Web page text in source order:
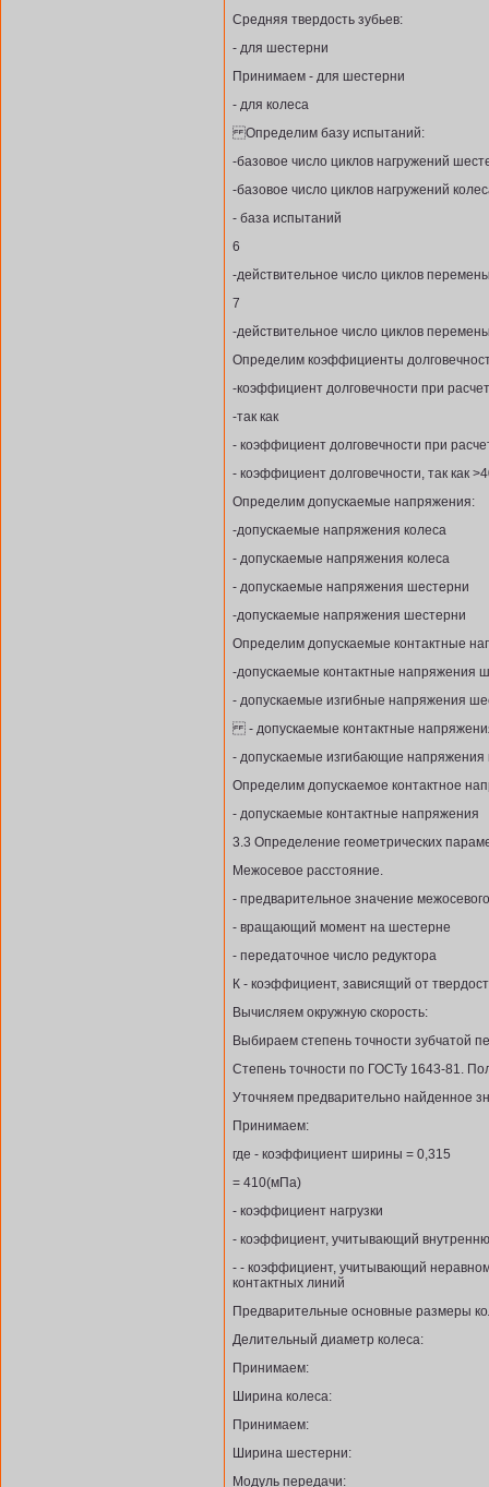
Средняя твердость зубьев:
- для шестерни
Принимаем - для шестерни
- для колеса
Определим базу испытаний:
-базовое число циклов нагружений
-базовое число циклов нагружений
- база испытаний
6
-действительное число циклов
7
-действительное число циклов
Определим коэффициенты
-коэффициент долговечности при
-так как
- коэффициент долговечности при
- коэффициент долговечности, так как
Определим допускаемые напряжения:
-допускаемые напряжения колеса
- допускаемые напряжения колеса
- допускаемые напряжения шестерни
-допускаемые напряжения шестерни
Определим допускаемые контактные
-допускаемые контактные напряжения
- допускаемые изгибные напряжения
- допускаемые контактные
- допускаемые изгибающие напряжения
Определим допускаемое контактное
- допускаемые контактные напряжения
3.3 Определение геометрических
Межосевое расстояние.
- предварительное значение
- вращающий момент на шестерне
- передаточное число редуктора
К - коэффициент, зависящий от
Вычисляем окружную скорость:
Выбираем степень точности зубчатой
Степень точности по ГОСТу 1643-81.
Уточняем предварительно найденное
Принимаем:
где - коэффициент ширины = 0,315
= 410(мПа)
- коэффициент нагрузки
- коэффициент, учитывающий
- - коэффициент, учитывающий
контактных линий
Предварительные основные размеры
Делительный диаметр колеса:
Принимаем:
Ширина колеса:
Принимаем:
Ширина шестерни:
Модуль передачи: